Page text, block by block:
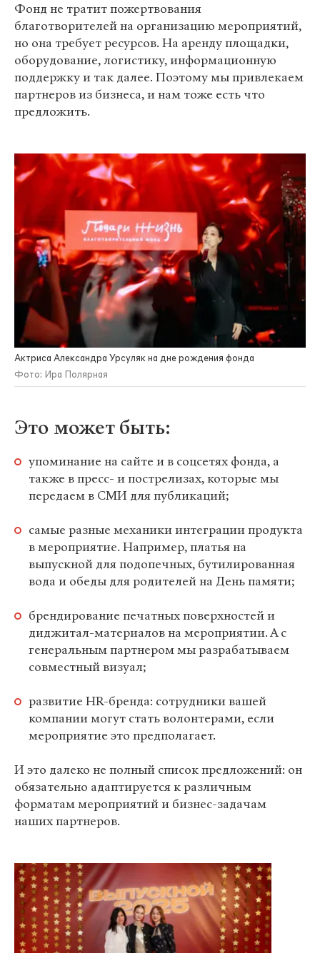
Фонд не тратит пожертвования
благотворителей на организацию мероприятий,
но она требует ресурсов. На аренду площадки,
оборудование, логистику, информационную
поддержку и так далее. Поэтому мы привлекаем
партнеров из бизнеса, и нам тоже есть что
предложить.
Актриса Александра Урсуляк на дне рождения фонда
Фото: Ира Полярная
Это может быть:
упоминание на сайте и в соцсетях фонда, а
также в пресс- и пострелизах, которые мы
передаем в СМИ для публикаций;
самые разные механики интеграции продукта
в мероприятие. Например, платья на
выпускной для подопечных, бутилированная
вода и обеды для родителей на День памяти;
брендирование печатных поверхностей и
диджитал-материалов на мероприятии. А с
генеральным партнером мы разрабатываем
совместный визуал;
развитие HR-бренда: сотрудники вашей
компании могут стать волонтерами, если
мероприятие это предполагает.
И это далеко не полный список предложений: он
обязательно адаптируется к различным
форматам мероприятий и бизнес-задачам
наших партнеров.